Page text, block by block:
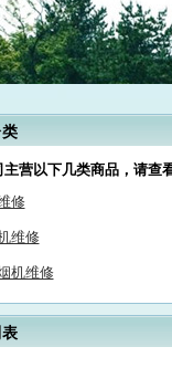
主营以下几类商品，请查
修
维修
机维修